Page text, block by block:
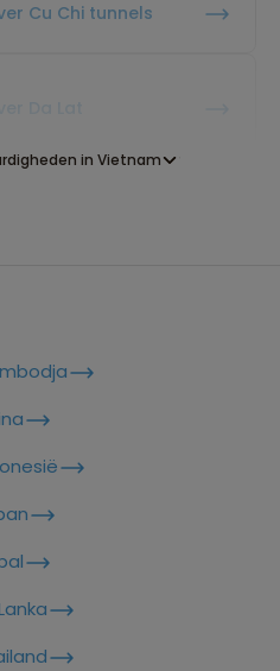
Cu Chi tunnels
in Vietnam
mens, cultuur en milieu